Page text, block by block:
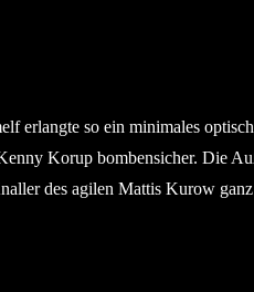
erlangte so ein minimales
Korup bombensicher. Die
des agilen Mattis Kurow